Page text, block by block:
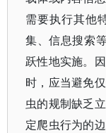
需要执行其他
集、信息搜索
跃性地实施。
时，应当避免
虫的规制缺乏
定爬虫行为的